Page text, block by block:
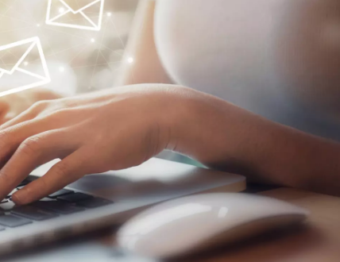
HAZARDOUS WASTE EUROPE
INDUSTRIES GLOBAL SOLUTIONS
NUCLEAR SOLUTIONS
OFIS
SEDE BENELUX
WATER TECHNOLOGIES